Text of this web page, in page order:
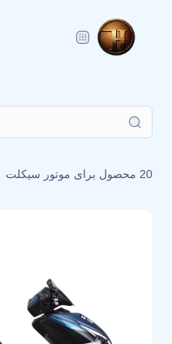
20 محصول برای موتور سیکلت